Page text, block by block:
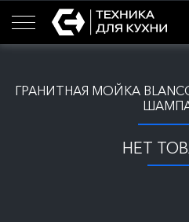
ГРАНИТНАЯ МОЙКА BLANCO
НЕТ